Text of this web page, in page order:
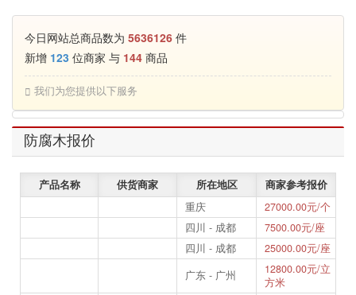
今日网站总商品数为 5636126 件
新增 123 位商家 与 144 商品
我们为您提供以下服务
防腐木报价
产品名称 供货商家 所在地区
商家参考报价
重庆
27000.00元/个
四川 - 成都
7500.00元/座
四川 - 成都
25000.00元/座
广东 - 广州
12800.00元/立
方米